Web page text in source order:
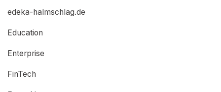
edeka-halmschlag.de
Education
Enterprise
FinTech